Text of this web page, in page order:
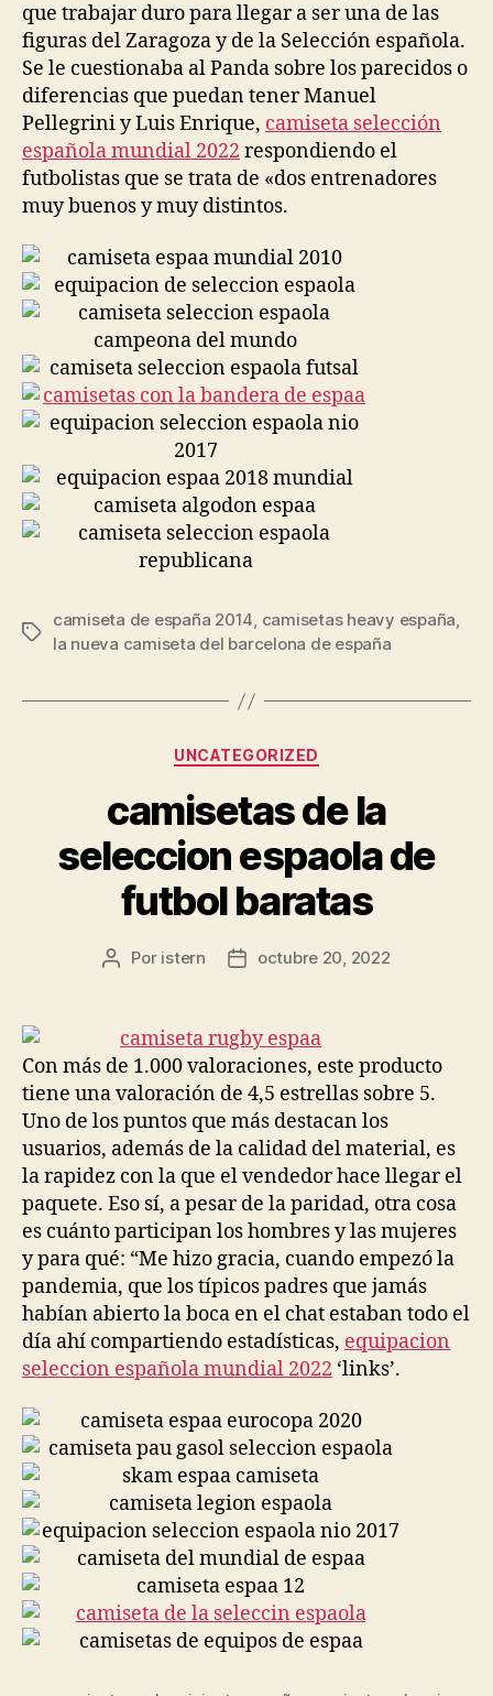
que trabajar duro para llegar a ser una de las
figuras del Zaragoza y de la Selección española.
Se le cuestionaba al Panda sobre los parecidos o
diferencias que puedan tener Manuel
Pellegrini y Luis Enrique, camiseta selección
española mundial 2022 respondiendo el
futbolistas que se trata de «dos entrenadores
muy buenos y muy distintos.
Etiquetas
camiseta de españa 2014, camisetas heavy españa,
la nueva camiseta del barcelona de españa
Categorías
UNCATEGORIZED
camisetas de la
seleccion espaola de
futbol baratas
Autor
entrada
Por istern
Fecha
entrada
octubre 20, 2022
Con más de 1.000 valoraciones, este producto
tiene una valoración de 4,5 estrellas sobre 5.
Uno de los puntos que más destacan los
usuarios, además de la calidad del material, es
la rapidez con la que el vendedor hace llegar el
paquete. Eso sí, a pesar de la paridad, otra cosa
es cuánto participan los hombres y las mujeres
y para qué: “Me hizo gracia, cuando empezó la
pandemia, que los típicos padres que jamás
habían abierto la boca en el chat estaban todo el
día ahí compartiendo estadísticas, equipacion
seleccion española mundial 2022 ‘links’.